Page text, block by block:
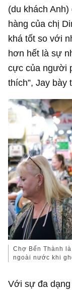
(du khách
hàng của chị
khá tốt so với
hơn hết là sự
cực của người
thích”, Jay bày
Chợ Bến Thành
ngoài nước khi
Với sự đa